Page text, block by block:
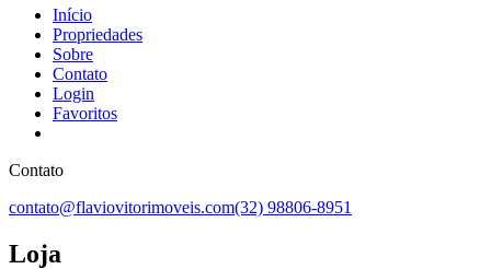
Início
Propriedades
Sobre
Contato
Login
Favoritos
Contato
contato@flaviovitorimoveis.com(32) 98806-8951
Loja